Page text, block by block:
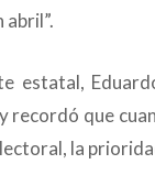
abril”.
estatal,
recordó que
la